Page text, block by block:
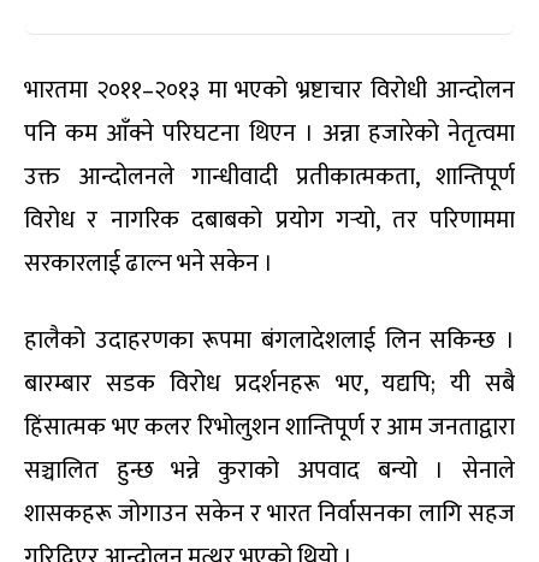
भारतमा २०११–२०१३ मा भएको भ्रष्टाचार विरोधी आन्दोलन
पनि कम आँक्ने परिघटना थिएन । अन्ना हजारेको नेतृत्वमा
उक्त आन्दोलनले गान्धीवादी प्रतीकात्मकता, शान्तिपूर्ण
विरोध र नागरिक दबाबको प्रयोग गर्‍यो, तर परिणाममा
सरकारलाई ढाल्न भने सकेन ।
हालैको उदाहरणका रूपमा बंगलादेशलाई लिन सकिन्छ ।
बारम्बार सडक विरोध प्रदर्शनहरू भए, यद्यपि; यी सबै
हिंसात्मक भए कलर रिभोलुशन शान्तिपूर्ण र आम जनताद्वारा
सञ्चालित हुन्छ भन्ने कुराको अपवाद बन्यो । सेनाले
शासकहरू जोगाउन सकेन र भारत निर्वासनका लागि सहज